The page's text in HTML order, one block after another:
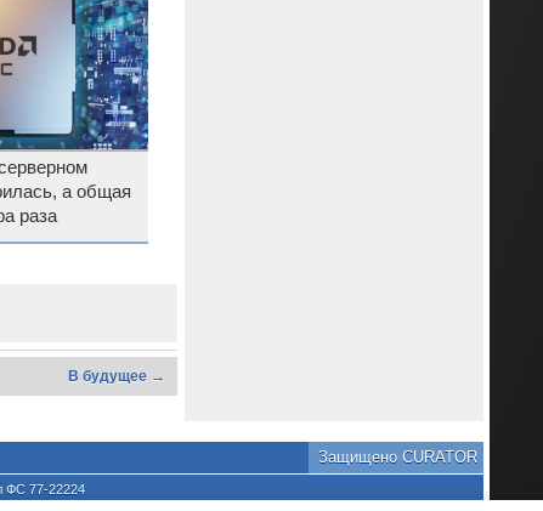
а общая
раза
В будущее →
Защищено CURATOR
ФС 77-22224